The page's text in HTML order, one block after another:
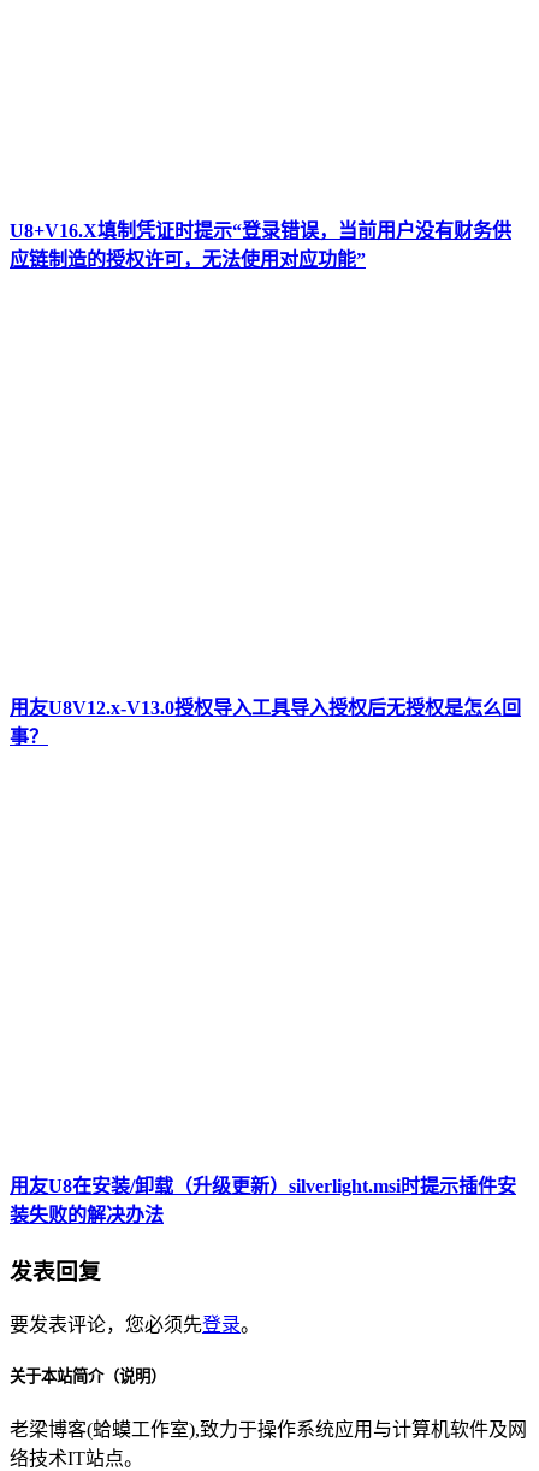
U8+V16.X填制凭证时提示“登录错误，当前用户没有财务供
应链制造的授权许可，无法使用对应功能”
用友U8V12.x-V13.0授权导入工具导入授权后无授权是怎么回
事？
用友U8在安装/卸载（升级更新）silverlight.msi时提示插件安
装失败的解决办法
发表回复
要发表评论，您必须先登录。
关于本站简介（说明）
老梁博客(蛤蟆工作室),致力于操作系统应用与计算机软件及网
络技术IT站点。